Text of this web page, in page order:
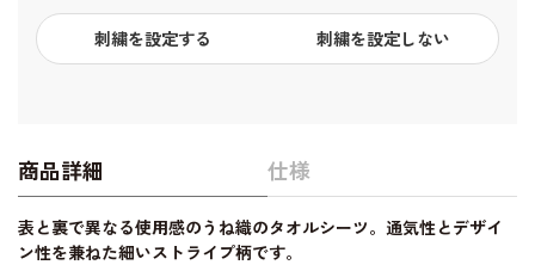
刺繍を設定する 刺繍を設定しない
商品詳細 仕様
表と裏で異なる使用感のうね織のタオルシーツ。通気性とデザイ
ン性を兼ねた細いストライプ柄です。